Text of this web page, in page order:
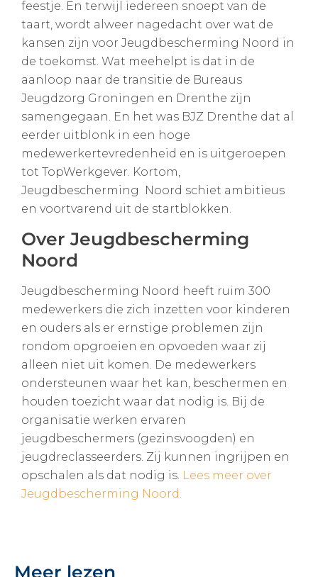
feestje. En terwijl iedereen snoept van de
taart, wordt alweer nagedacht over wat de
kansen zijn voor Jeugdbescherming Noord in
de toekomst. Wat meehelpt is dat in de
aanloop naar de transitie de Bureaus
Jeugdzorg Groningen en Drenthe zijn
samengegaan. En het was BJZ Drenthe dat al
eerder uitblonk in een hoge
medewerkertevredenheid en is uitgeroepen
tot TopWerkgever. Kortom,
Jeugdbescherming Noord schiet ambitieus
en voortvarend uit de startblokken.
Over Jeugdbescherming
Noord
Jeugdbescherming Noord heeft ruim 300
medewerkers die zich inzetten voor kinderen
en ouders als er ernstige problemen zijn
rondom opgroeien en opvoeden waar zij
alleen niet uit komen. De medewerkers
ondersteunen waar het kan, beschermen en
houden toezicht waar dat nodig is. Bij de
organisatie werken ervaren
jeugdbeschermers (gezinsvoogden) en
jeugdreclasseerders. Zij kunnen ingrijpen en
opschalen als dat nodig is. Lees meer over
Jeugdbescherming Noord.
Meer lezen